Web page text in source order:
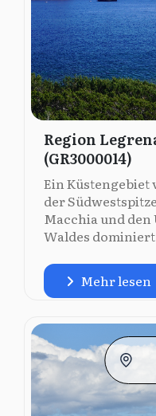
Region
(GR3000014)
Ein Küstengebiet
der
Macchia und den
Waldes
Mehr lesen